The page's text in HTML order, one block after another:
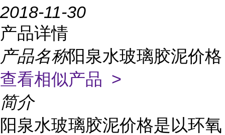
2018-11-30
产品详情
产品名称阳泉水玻璃胶泥价格
查看相似产品 >
简介
阳泉水玻璃胶泥价格是以环氧